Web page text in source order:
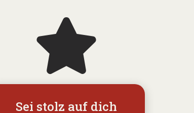
Sei stolz auf dich